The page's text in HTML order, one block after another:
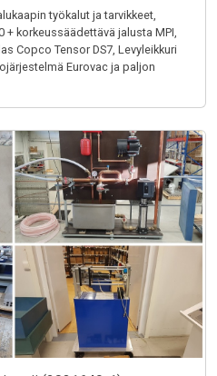
työkalut ja tarvikkeet,
+ korkeussäädettävä jalusta MPI,
Copco Tensor DS7, Levyleikkuri
Eurovac ja paljon